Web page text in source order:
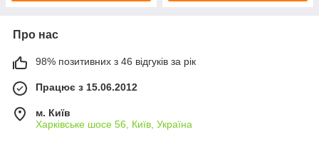
Про нас
98% позитивних з 46 відгуків за рік
Працює з 15.06.2012
м. Київ
Харківське шосе 56, Київ, Україна